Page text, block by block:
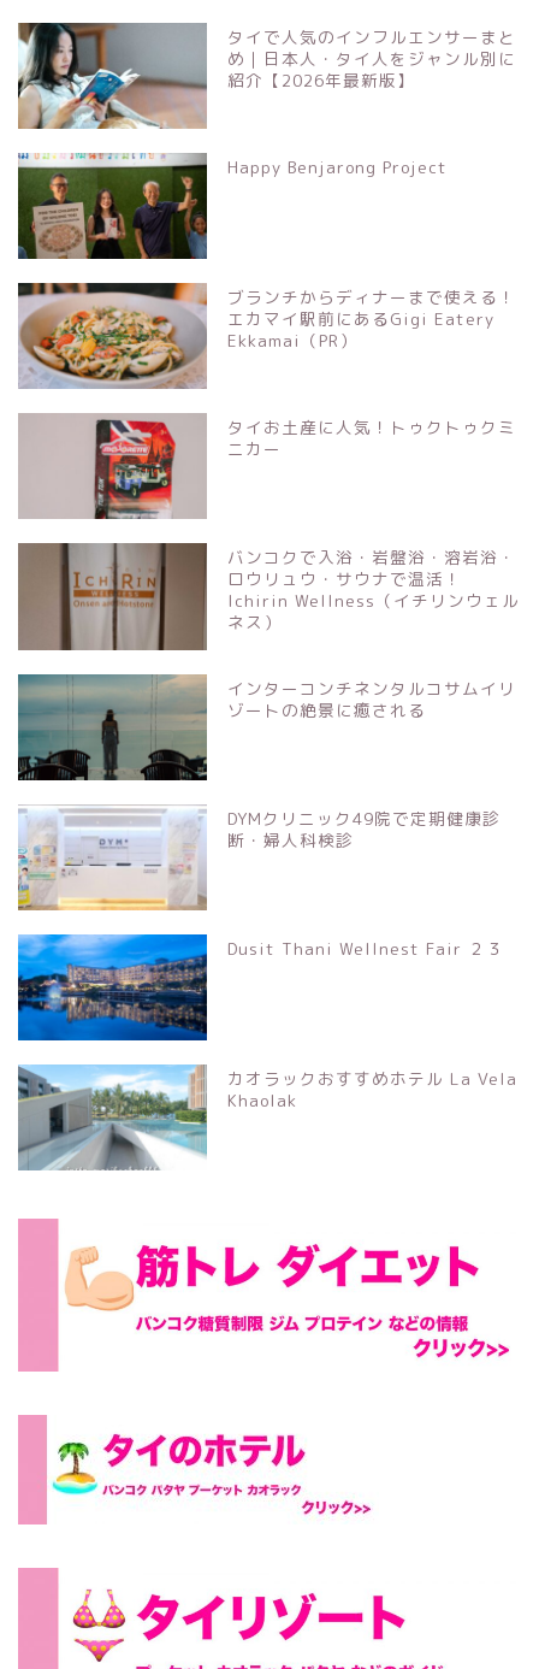
タイで人気のインフルエンサーまと
め｜日本人・タイ人をジャンル別に
紹介【2026年最新版】
Happy Benjarong Project
ブランチからディナーまで使える！
エカマイ駅前にあるGigi Eatery
Ekkamai（PR）
タイお土産に人気！トゥクトゥクミ
ニカー
バンコクで入浴・岩盤浴・溶岩浴・
ロウリュウ・サウナで温活！
Ichirin Wellness（イチリンウェル
ネス）
インターコンチネンタルコサムイリ
ゾートの絶景に癒される
DYMクリニック49院で定期健康診
断・婦人科検診
Dusit Thani Wellnest Fair ２３
カオラックおすすめホテル La Vela
Khaolak